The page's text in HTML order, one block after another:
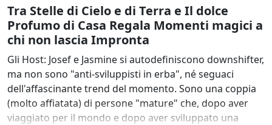
Tra Stelle di Cielo e di Terra e Il dolce
Profumo di Casa Regala Momenti magici a
chi non lascia Impronta
Gli Host: Josef e Jasmine si autodefiniscono downshifter,
ma non sono "anti-sviluppisti in erba", né seguaci
dell'affascinante trend del momento. Sono una coppia
(molto affiatata) di persone "mature" che, dopo aver
viaggiato per il mondo e dopo aver sviluppato una